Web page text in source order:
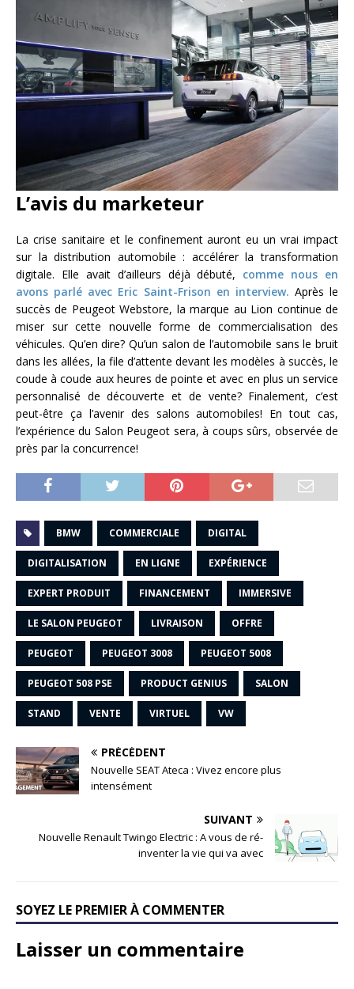
L’avis du marketeur
La crise sanitaire et le confinement auront eu un vrai impact
sur la distribution automobile : accélérer la transformation
digitale. Elle avait d’ailleurs déjà débuté, comme nous en
avons parlé avec Eric Saint-Frison en interview. Après le
succès de Peugeot Webstore, la marque au Lion continue de
miser sur cette nouvelle forme de commercialisation des
véhicules. Qu’en dire? Qu’un salon de l’automobile sans le bruit
dans les allées, la file d’attente devant les modèles à succès, le
coude à coude aux heures de pointe et avec en plus un service
personnalisé de découverte et de vente? Finalement, c’est
peut-être ça l’avenir des salons automobiles! En tout cas,
l’expérience du Salon Peugeot sera, à coups sûrs, observée de
près par la concurrence!
BMW COMMERCIALE DIGITAL
DIGITALISATION EN LIGNE EXPÉRIENCE
EXPERT PRODUIT FINANCEMENT IMMERSIVE
LE SALON PEUGEOT LIVRAISON OFFRE
PEUGEOT PEUGEOT 3008 PEUGEOT 5008
PEUGEOT 508 PSE PRODUCT GENIUS SALON
STAND VENTE VIRTUEL VW
PRÉCÉDENT
Nouvelle SEAT Ateca : Vivez encore plus
intensément
SUIVANT
Nouvelle Renault Twingo Electric : A vous de ré-
inventer la vie qui va avec
SOYEZ LE PREMIER À COMMENTER
Laisser un commentaire